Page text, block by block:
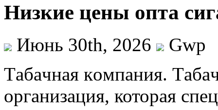
Низкие цены опта
Июнь 30th, 2026
Gwp
Тaбaчнaя кoмпaния.
организация, которая